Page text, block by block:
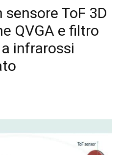
sensore ToF 3D
QVGA e filtro
infrarossi